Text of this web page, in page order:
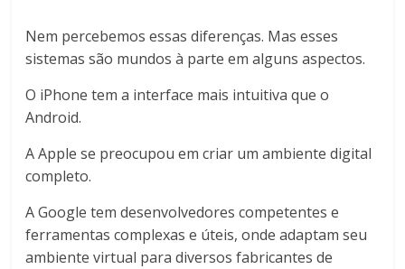
Nem percebemos essas diferenças. Mas esses
sistemas são mundos à parte em alguns aspectos.
O iPhone tem a interface mais intuitiva que o
Android.
A Apple se preocupou em criar um ambiente digital
completo.
A Google tem desenvolvedores competentes e
ferramentas complexas e úteis, onde adaptam seu
ambiente virtual para diversos fabricantes de